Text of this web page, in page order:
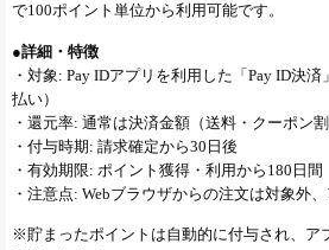
で100ポイント単位から利用可能です。
●詳細・特徴
・対象: Pay IDアプリを利用した「Pay ID決
払い）
・還元率: 通常は決済金額（送料・クーポン
・付与時期: 請求確定から30日後
・有効期限: ポイント獲得・利用から180日間
・注意点: Webブラウザからの注文は対象外
※貯まったポイントは自動的に付与され、ア